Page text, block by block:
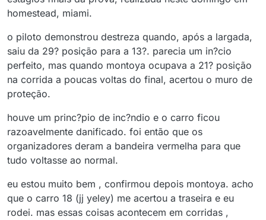
homestead, miami.
o piloto demonstrou destreza quando, após a largada,
saiu da 29? posição para a 13?. parecia um in?cio
perfeito, mas quando montoya ocupava a 21? posição
na corrida a poucas voltas do final, acertou o muro de
proteção.
houve um princ?pio de inc?ndio e o carro ficou
razoavelmente danificado. foi então que os
organizadores deram a bandeira vermelha para que
tudo voltasse ao normal.
eu estou muito bem , confirmou depois montoya. acho
que o carro 18 (jj yeley) me acertou a traseira e eu
rodei. mas essas coisas acontecem em corridas ,